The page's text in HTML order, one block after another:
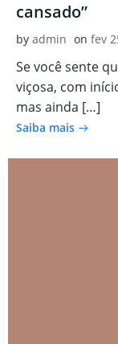
cansado”
by admin on fev
Se você sente
viçosa, com
mas ainda […]
Saiba mais